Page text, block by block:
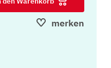
merken